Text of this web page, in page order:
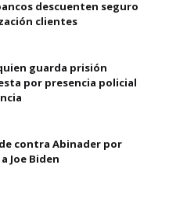
descuenten seguro
clientes
guarda prisión
por presencia policial
contra Abinader por
Joe Biden